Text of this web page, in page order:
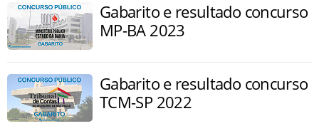
Gabarito e resultado concurso
MP-BA 2023
Gabarito e resultado concurso
TCM-SP 2022